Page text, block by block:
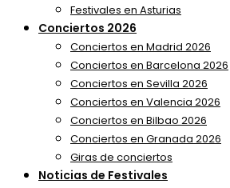
Festivales en Asturias
Conciertos 2026
Conciertos en Madrid 2026
Conciertos en Barcelona 2026
Conciertos en Sevilla 2026
Conciertos en Valencia 2026
Conciertos en Bilbao 2026
Conciertos en Granada 2026
Giras de conciertos
Noticias de Festivales